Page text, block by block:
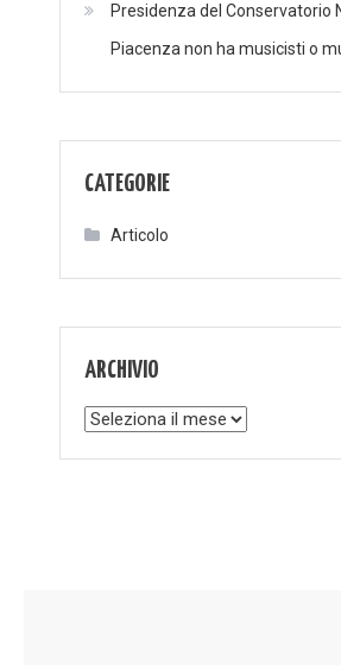
Presidenza del Conservatorio
Piacenza non ha musicisti o
CATEGORIE
Articolo
ARCHIVIO
Archivio